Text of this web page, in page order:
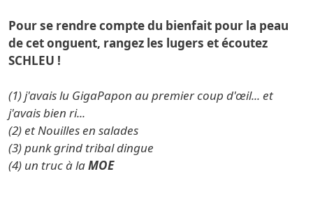
Pour se rendre compte du bienfait pour la peau
de cet onguent, rangez les lugers et écoutez
SCHLEU !
(1) j'avais lu GigaPapon au premier coup d'œil... et
j'avais bien ri...
(2) et Nouilles en salades
(3) punk grind tribal dingue
(4) un truc à laMOE